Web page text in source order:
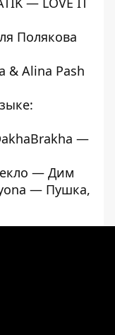
Полякова
& Alina Pash
—
— Дим
— Пушка,